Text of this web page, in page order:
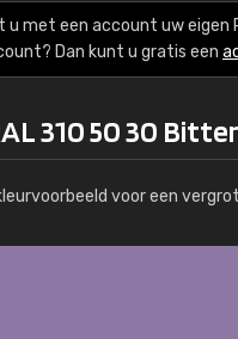
u met een account uw eigen
Dan kunt u gratis een
310 50 30
voor een